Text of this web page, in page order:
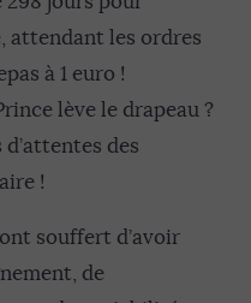
attendant les ordres
à 1 euro !
lève le drapeau ?
des
!
souffert d’avoir
de